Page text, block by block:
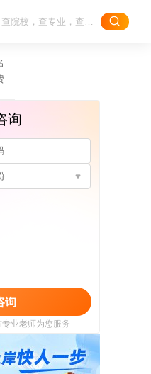
询
询
业老师为您服务
政策》
《用户服务